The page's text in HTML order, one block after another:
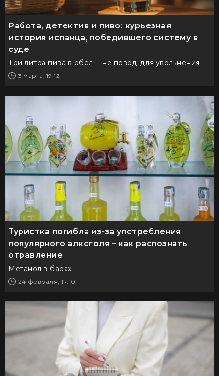
Работа, детектив и пиво: курьезная
история испанца, победившего систему в
суде
Три литра пива в обед – не повод для увольнения
3 марта, 19:12
Туристка погибла из-за употребления
популярного алкоголя – как распознать
отравление
Метанол в барах
24 февраля, 17:10